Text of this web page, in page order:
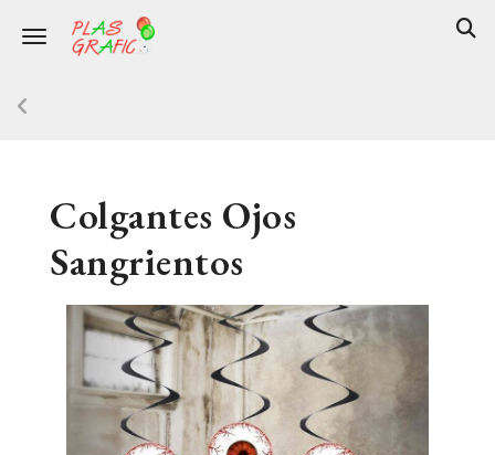
Toggle navigation
Colgantes Ojos
Sangrientos